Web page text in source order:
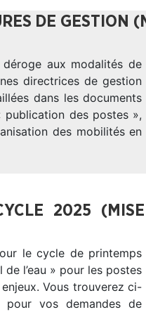
DE GESTION
aux modalités de
directrices de gestion
dans les documents
des postes »,
des mobilités en
2025
le cycle de printemps
l’eau » pour les postes
Vous trouverez ci-
pour vos demandes de